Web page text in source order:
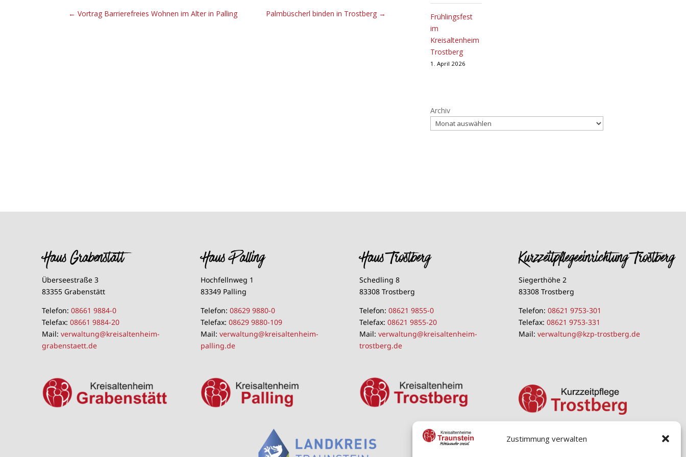
Zustimmung verwalten
←Vortrag Barrierefreies Wohnen im Alter in Palling Palmbüscherl binden in Trostberg→
Frühlingsfest
im
Kreisaltenheim
Trostberg
1. April 2026
Archiv
Haus Grabenstätt
Überseestraße 3
83355 Grabenstätt
Telefon: 08661 9884-0
Telefax: 08661 9884-20
Mail: verwaltung@kreisaltenheim-
grabenstaett.de
Haus Palling
Hochfellnweg 1
83349 Palling
Telefon:08629 9880-0
Telefax:08629 9880-109
Mail:verwaltung@kreisaltenheim-
palling.de
Haus Trostberg
Schedling 8
83308 Trostberg
Telefon:08621 9855-0
Telefax:08621 9855-20
Mail:verwaltung@kreisaltenheim-
trostberg.de
Kurzzeitpflegeeinrichtung Trostberg
Siegerthöhe 2
83308 Trostberg
Telefon: 08621 9753-301
Telefax: 08621 9753-331
Mail: verwaltung@kzp-trostberg.de